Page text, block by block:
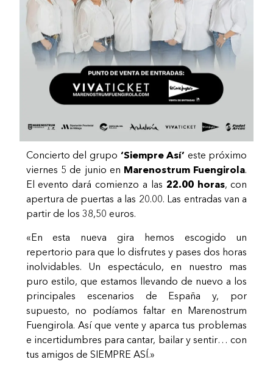
Concierto del grupo ‘Siempre Así’ este próximo
viernes 5 de junio en Marenostrum Fuengirola.
El evento dará comienzo a las 22.00 horas, con
apertura de puertas a las 20.00. Las entradas van a
partir de los 38,50 euros.
«En esta nueva gira hemos escogido un
repertorio para que lo disfrutes y pases dos horas
inolvidables. Un espectáculo, en nuestro mas
puro estilo, que estamos llevando de nuevo a los
principales escenarios de España y, por
supuesto, no podíamos faltar en Marenostrum
Fuengirola. Así que vente y aparca tus problemas
e incertidumbres para cantar, bailar y sentir… con
tus amigos de SIEMPRE ASÍ.»